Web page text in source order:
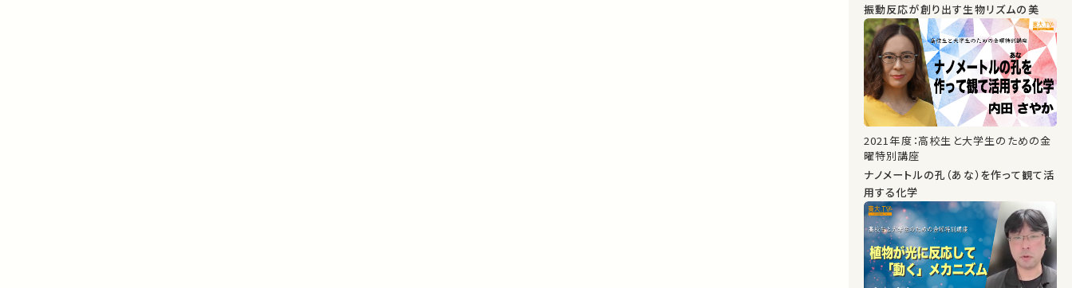
振動反応が創り出す生物リズムの美
2021年度：高校生と大学生のための金
曜特別講座
ナノメートルの孔（あな）を作って観て活
用する化学